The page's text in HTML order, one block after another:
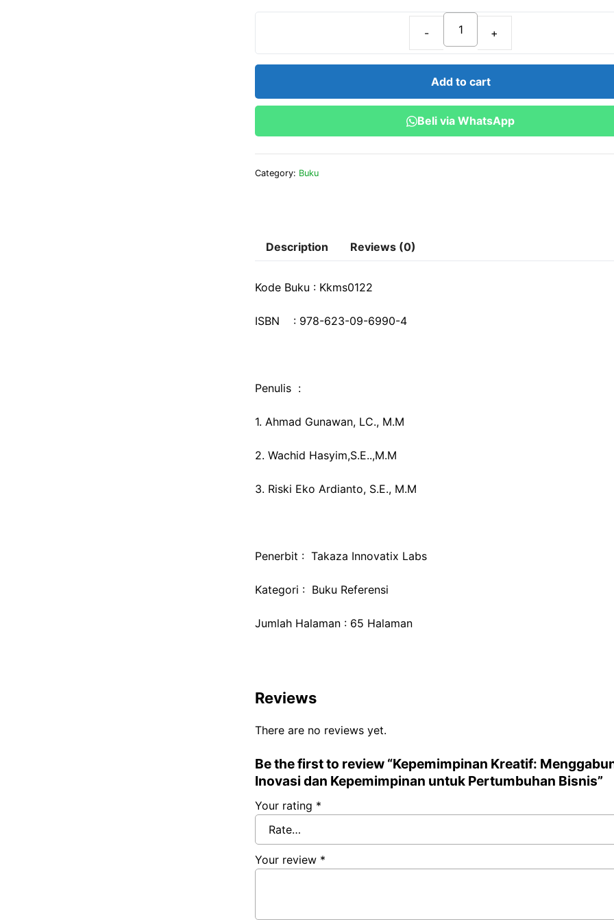
Kepemimpinan
Kreatif:
dan
Kepemimpinan
Add to cart
Beli via WhatsApp
Category: Buku
Description Reviews (0)
Kode Buku : Kkms0122
ISBN : 978-623-09-6990-4
Penulis :
1. Ahmad Gunawan, LC., M.M
2. Wachid Hasyim,S.E..,M.M
3. Riski Eko Ardianto, S.E., M.M
Penerbit : Takaza Innovatix Labs
Kategori : Buku Referensi
Jumlah Halaman : 65 Halaman
Reviews
There are no reviews yet.
Be the first to review “Kepemimpinan Kreatif:
Inovasi dan Kepemimpinan untuk Pertumbuhan Bisnis”
Your rating *
Your review *